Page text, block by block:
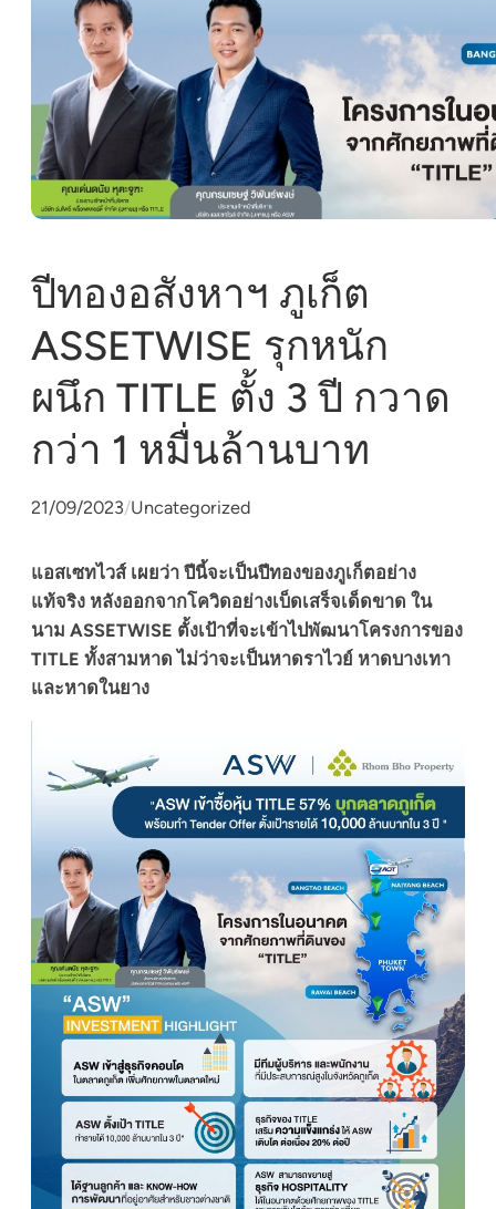
ปีทองอสังหาฯ ภูเก็ต
ASSETWISE รุกหนัก
ผนึก TITLE ตั้ง 3 ปี กวาด
กว่า 1 หมื่นล้านบาท
21/09/2023/Uncategorized
แอสเซทไวส์ เผยว่า ปีนี้จะเป็นปีทองของภูเก็ตอย่าง
แท้จริง หลังออกจากโควิดอย่างเบ็ดเสร็จเด็ดขาด ใน
นาม ASSETWISE ตั้งเป้าที่จะเข้าไปพัฒนาโครงการของ
TITLE ทั้งสามหาด ไม่ว่าจะเป็นหาดราไวย์ หาดบางเทา
และหาดในยาง